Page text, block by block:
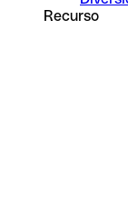
Recurso